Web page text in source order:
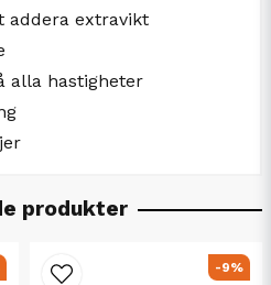
addera extravikt
alla hastigheter
produkter
-9%